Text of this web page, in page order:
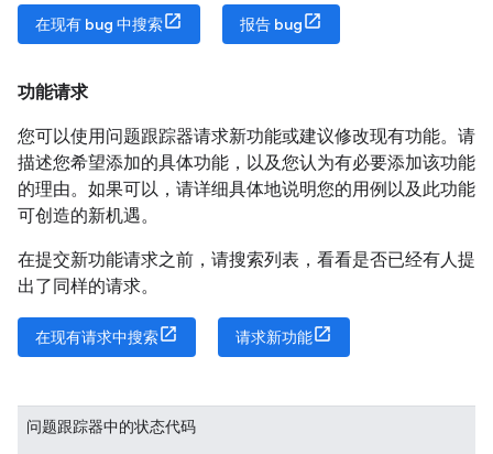
在现有 bug 中搜索 报告 bug
功能请求
您可以使用问题跟踪器请求新功能或建议修改现有功能。请
描述您希望添加的具体功能，以及您认为有必要添加该功能
的理由。如果可以，请详细具体地说明您的用例以及此功能
可创造的新机遇。
在提交新功能请求之前，请搜索列表，看看是否已经有人提
出了同样的请求。
在现有请求中搜索 请求新功能
问题跟踪器中的状态代码